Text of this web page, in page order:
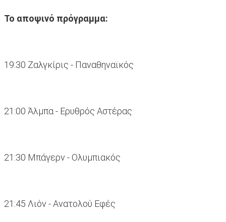
Το αποψινό πρόγραμμα:
19:30 Ζαλγκίρις - Παναθηναϊκός
21:00 Άλμπα - Ερυθρός Αστέρας
21:30 Μπάγερν - Ολυμπιακός
21:45 Λιόν - Ανατολού Εφές